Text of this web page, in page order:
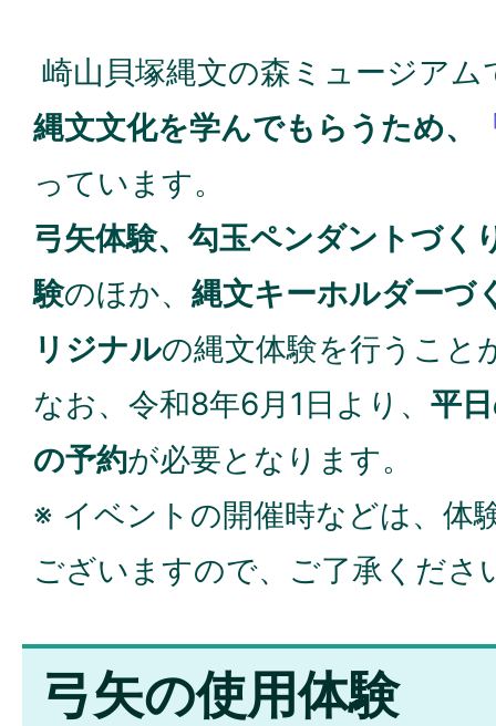
崎山貝塚縄文の森ミュージアム
縄文文化を学んでもらうため、
っています。
弓矢体験、勾玉ペンダントづく
験のほか、 縄文キーホルダーづ
リジナルの縄文体験を行うこと
なお、令和8年6月1日より、 平日
の予約が必要となります。
※ イベントの開催時などは、体
ございますので、ご了承くださ
弓矢の使用体験